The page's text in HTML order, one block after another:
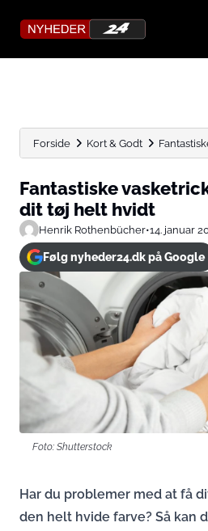
Forside Kort & Godt
Fantastiske
dit tøj helt hvidt
Henrik Rothenbücher•14. januar
Følg nyheder24.dk på Google
Foto: Shutterstock
Har du problemer med at få
den helt hvide farve? Så kan